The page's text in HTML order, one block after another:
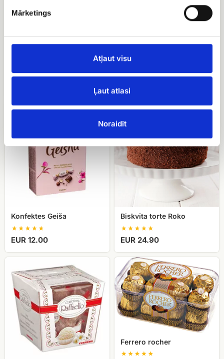
Mārketings
Atļaut visu
Ļaut atlasi
Noraidīt
Bezē torte Cielaviņa ar
lazdu riekstiem
EUR 24.90
Konfektes
Konfektes Geiša
EUR 12.00
Biskvīta
Roko
Biskvīta torte Roko
EUR 24.90
Raffaello
konfektes
Ferrero
rocher
Ferrero rocher